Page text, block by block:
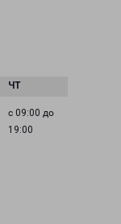
с 09:00 до
19:00